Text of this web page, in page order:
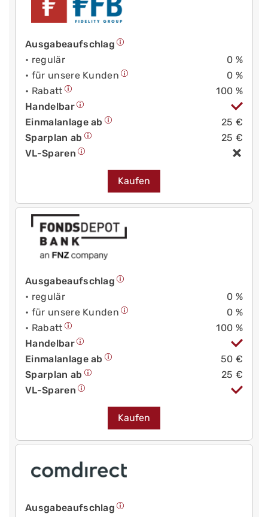
Ausgabeaufschlag
• regulär
0 %
• für unsere Kunden
0 %
• Rabatt
100 %
Handelbar
Einmalanlage ab
25 €
Sparplan ab
25 €
VL-Sparen
Kaufen
Ausgabeaufschlag
• regulär
0 %
• für unsere Kunden
0 %
• Rabatt
100 %
Handelbar
Einmalanlage ab
50 €
Sparplan ab
25 €
VL-Sparen
Kaufen
Ausgabeaufschlag